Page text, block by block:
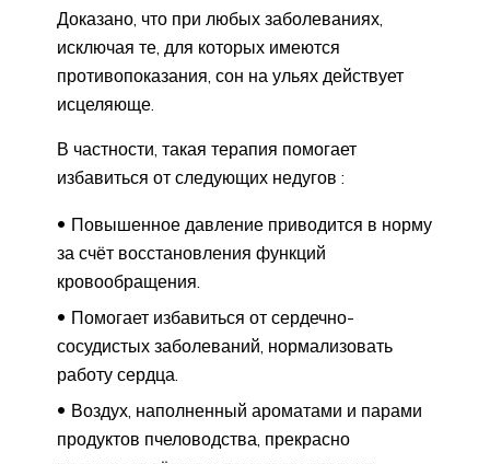
Доказано, что при любых заболеваниях,
исключая те, для которых имеются
противопоказания, сон на ульях действует
исцеляюще.
В частности, такая терапия помогает
избавиться от следующих недугов :
Повышенное давление приводится в норму
за счёт восстановления функций
кровообращения.
Помогает избавиться от сердечно-
сосудистых заболеваний, нормализовать
работу сердца.
Воздух, наполненный ароматами и парами
продуктов пчеловодства, прекрасно